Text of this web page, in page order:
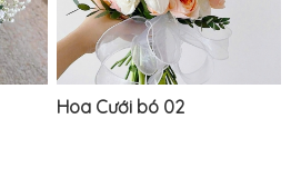
Hoa Cưới bó 02